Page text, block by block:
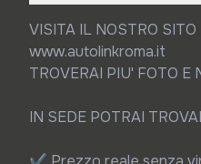
VISITA IL NOSTRO SITO
www.autolinkroma.it
TROVERAI PIU' FOTO E
IN SEDE POTRAI